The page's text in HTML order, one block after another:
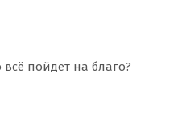
пойдет на благо?